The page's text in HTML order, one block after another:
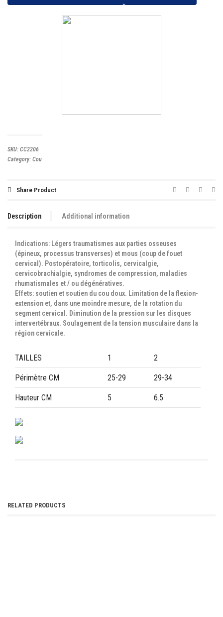
SKU: CC2206
Category: Cou
Share Product
Description Additional information
Indications: Légers traumatismes aux parties osseuses
(épineux, processus transverses) et mous (coup de fouet
cervical). Postopératoire, torticolis, cervicalgie,
cervicobrachialgie, syndromes de compression, maladies
rhumatismales et / ou dégénératives.
Effets: soutien et soutien du cou doux. Limitation de la flexion-
extension et, dans une moindre mesure, de la rotation du
segment cervical. Diminution de la pression sur les disques
intervertébraux. Soulagement de la tension musculaire dans la
région cervicale.
TAILLES 1 2
Périmètre CM 25-29 29-34
Hauteur CM 5 6.5
RELATED PRODUCTS